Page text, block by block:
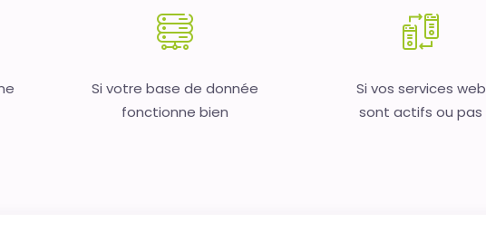
Si votre base de donnée
fonctionne bien
Si vos services web
sont actifs ou pas